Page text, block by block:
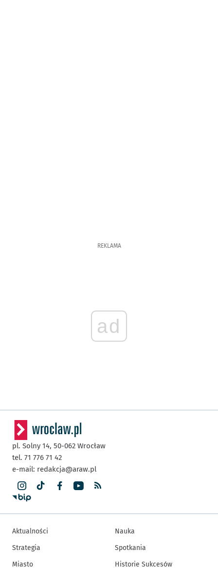
REKLAMA
ad
pl. Solny 14, 50-062 Wrocław
tel. 71 776 71 42
e-mail: redakcja@araw.pl
Aktualności
Strategia
Miasto
Nauka
Spotkania
Historie Sukcesów